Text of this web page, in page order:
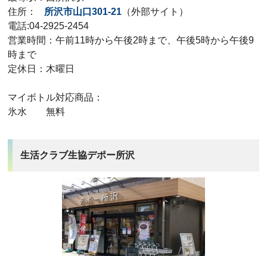
住所：
所沢市山口301-21 （外部サイト）
電話:04-2925-2454
営業時間：午前11時から午後2時まで、午後5時から午後9
時まで
定休日：木曜日
マイボトル対応商品：
氷水 無料
生活クラブ生協デポー所沢